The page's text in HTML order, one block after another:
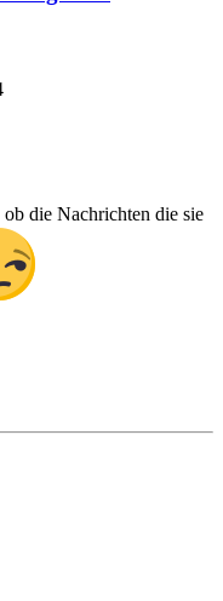
die Nachrichten die sie